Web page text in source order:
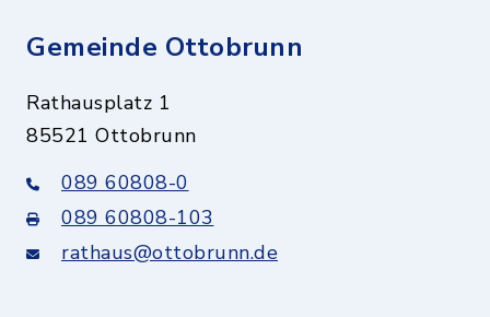
Gemeinde Ottobrunn
Rathausplatz 1
85521 Ottobrunn
089 60808-0
089 60808-103
rathaus@ottobrunn.de